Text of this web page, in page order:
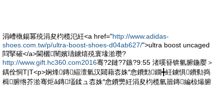
涓嶆槸鍚冪殑涓夋枃榄氾紝<a href="http://www.adidas-
shoes.com.tw/p/ultra-boost-shoes-d04ab627/">ultra boost uncaged
閰掔磪</a>閫欐闉嬪瓙鐪熺殑寰堟湁瓒?
http://www.gift.hc360.com2016骞?2鏈?7鏃?9:55 渚嗘簮锛氫腑鍦嬮＞
鍝佺恫T|T<p>娴烽鏄緢澶氫汉閮藉枩姝″悆鐨勯鐗╋紝鐪惧鐨勬捣
楫腑绺芥湁骞炬ǎ鏄壒鍒ュ枩姝″悆鐨勶紝涓夋枃榄氫篃鏄編椋熶腑